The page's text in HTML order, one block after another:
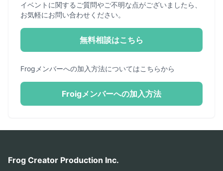
イベントに関するご質問やご不明な点がございましたら、
お気軽にお問い合わせください。
無料相談はこちら
Frogメンバーへの加入方法についてはこちらから
Froigメンバーへの加入方法
Frog Creator Production Inc.